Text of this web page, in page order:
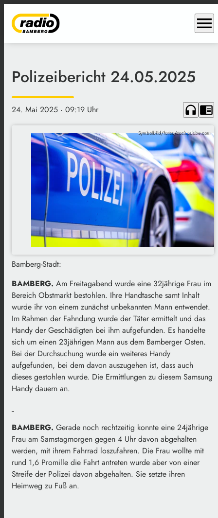
menu
Polizeibericht 24.05.2025
24. Mai 2025 · 09:19 Uhr headphones chrome_reader_mode
Symbolbild/fottoo/stock.adobe.com
Bamberg-Stadt:
BAMBERG. Am Freitagabend wurde eine 32jährige Frau im
Bereich Obstmarkt bestohlen. Ihre Handtasche samt Inhalt
wurde ihr von einem zunächst unbekannten Mann entwendet.
Im Rahmen der Fahndung wurde der Täter ermittelt und das
Handy der Geschädigten bei ihm aufgefunden. Es handelte
sich um einen 23jährigen Mann aus dem Bamberger Osten.
Bei der Durchsuchung wurde ein weiteres Handy
aufgefunden, bei dem davon auszugehen ist, dass auch
dieses gestohlen wurde. Die Ermittlungen zu diesem Samsung
Handy dauern an.
BAMBERG. Gerade noch rechtzeitig konnte eine 24jährige
Frau am Samstagmorgen gegen 4 Uhr davon abgehalten
werden, mit ihrem Fahrrad loszufahren. Die Frau wollte mit
rund 1,6 Promille die Fahrt antreten wurde aber von einer
Streife der Polizei davon abgehalten. Sie setzte ihren
Heimweg zu Fuß an.